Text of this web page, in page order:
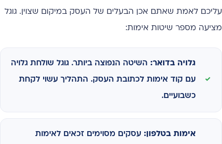
עליכם לאמת שאתם אכן הבעלים של העסק במיקום שצוין. גוגל
מציעה מספר שיטות אימות:
גלויה בדואר: השיטה הנפוצה ביותר. גוגל שולחת גלויה
עם קוד אימות לכתובת העסק. התהליך עשוי לקחת
כשבועיים.
אימות בטלפון: עסקים מסוימים זכאים לאימות